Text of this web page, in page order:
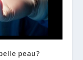
peau?